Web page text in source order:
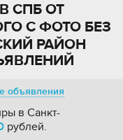
СПБ ОТ
С ФОТО БЕЗ
РАЙОН
объявления
в Санкт-
рублей.